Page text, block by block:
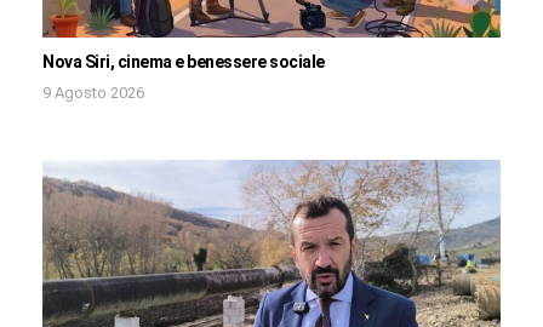
Nova Siri, cinema e benessere sociale
9 Agosto 2026